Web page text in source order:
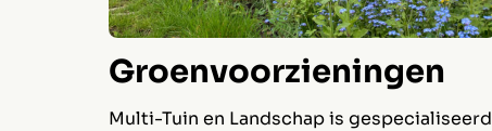
Groenvoorzieningen
Multi-Tuin en Landschap is gespecialiseerd